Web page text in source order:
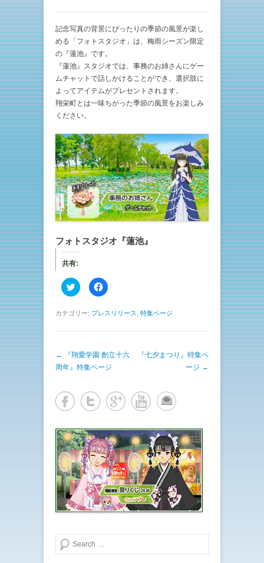
記念写真の背景にぴったりの季節の風景が楽し
める「フォトスタジオ」は、梅雨シーズン限定
の『蓮池』です。
『蓮池』スタジオでは、事務のお姉さんにゲー
ムチャットで話しかけることができ、選択肢に
よってアイテムがプレセントされます。
翔栄町とは一味ちがった季節の風景をお楽しみ
ください。
フォトスタジオ『蓮池』
共有:
ク
リ
し
w
t
e
r
新
ウ
ィ
ン
ド
ウ
で
開
き
ま
す
F
a
b
k
有
す
る
ク
リ
ッ
ク
て
く
だ
さ
い
(
新
し
い
ウ
ィ
ン
ド
開
す
カテゴリー: プレスリリース 特集ページ
投稿ナビゲーション
←
『翔愛学園 創立十六
周年』特集ページ
『七夕まつり』特集ペ
ージ →
検索する